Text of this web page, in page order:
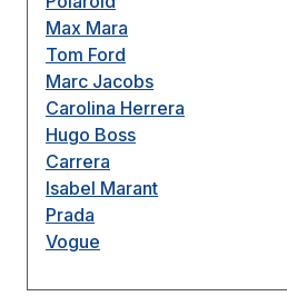
Max Mara
Tom Ford
Marc Jacobs
Carolina Herrera
Hugo Boss
Carrera
Isabel Marant
Prada
Vogue